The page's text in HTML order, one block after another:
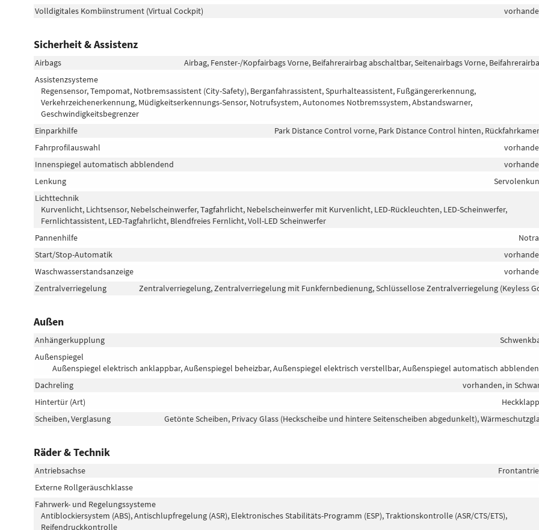
Volldigitales Kombiinstrument (Virtual Cockpit)
Sicherheit & Assistenz
Airbags
Airbag, Fenster-/Kopfairbags Vorne, Beifahrerairbag abschaltbar, Seitenairbags Vorne,
Assistenzsysteme
Regensensor, Tempomat, Notbremsassistent (City-Safety), Berganfahrassistent, Spurhalteassistent, Fußgängererkennung,
Verkehrzeichenerkennung, Müdigkeitserkennungs-Sensor, Notrufsystem, Autonomes Notbremssystem, Abstandswarner,
Geschwindigkeitsbegrenzer
Einparkhilfe
Park Distance Control vorne, Park Distance Control hinten,
Fahrprofilauswahl
Innenspiegel automatisch abblendend
Lenkung
Lichttechnik
Kurvenlicht, Lichtsensor, Nebelscheinwerfer, Tagfahrlicht, Nebelscheinwerfer mit Kurvenlicht, LED-Rückleuchten, LED-Scheinwerfer,
Fernlichtassistent, LED-Tagfahrlicht, Blendfreies Fernlicht, Voll-LED Scheinwerfer
Pannenhilfe
Start/Stop-Automatik
Waschwasserstandsanzeige
Zentralverriegelung
Zentralverriegelung, Zentralverriegelung mit Funkfernbedienung, Schlüssellose Zentralverriegelung (Keyless
Außen
Anhängerkupplung
Außenspiegel
Außenspiegel elektrisch anklappbar, Außenspiegel beheizbar, Außenspiegel elektrisch verstellbar, Außenspiegel automatisch
Dachreling
vorhanden, in
Hintertür (Art)
Scheiben, Verglasung
Getönte Scheiben, Privacy Glass (Heckscheibe und hintere Seitenscheiben abgedunkelt),
Räder & Technik
Antriebsachse
Externe Rollgeräuschklasse
Fahrwerk- und Regelungssysteme
Antiblockiersystem (ABS), Antischlupfregelung (ASR), Elektronisches Stabilitäts-Programm (ESP), Traktionskontrolle (ASR/CTS/ETS),
Reifendruckkontrolle